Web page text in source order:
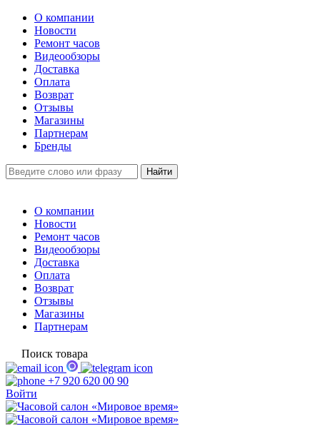
О компании
Новости
Ремонт часов
Видеообзоры
Доставка
Оплата
Возврат
Отзывы
Магазины
Партнерам
Бренды
О компании
Новости
Ремонт часов
Видеообзоры
Доставка
Оплата
Возврат
Отзывы
Магазины
Партнерам
Поиск товара
+7 920 620 00 90
Войти